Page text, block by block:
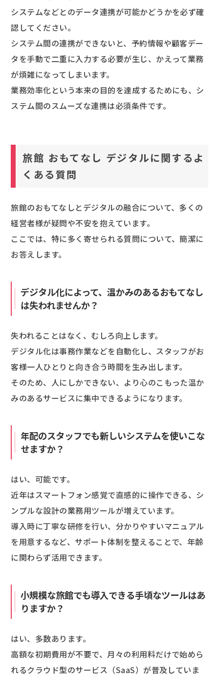
システムなどとのデータ連携が可能かどうかを必ず確
認してください。
システム間の連携ができないと、予約情報や顧客デー
タを手動で二重に入力する必要が生じ、かえって業務
が煩雑になってしまいます。
業務効率化という本来の目的を達成するためにも、シ
ステム間のスムーズな連携は必須条件です。
旅館 おもてなし デジタルに関するよ
くある質問
旅館のおもてなしとデジタルの融合について、多くの
経営者様が疑問や不安を抱えています。
ここでは、特に多く寄せられる質問について、簡潔に
お答えします。
デジタル化によって、温かみのあるおもてなし
は失われませんか？
失われることはなく、むしろ向上します。
デジタル化は事務作業などを自動化し、スタッフがお
客様一人ひとりと向き合う時間を生み出します。
そのため、人にしかできない、より心のこもった温か
みのあるサービスに集中できるようになります。
年配のスタッフでも新しいシステムを使いこな
せますか？
はい、可能です。
近年はスマートフォン感覚で直感的に操作できる、シ
ンプルな設計の業務用ツールが増えています。
導入時に丁寧な研修を行い、分かりやすいマニュアル
を用意するなど、サポート体制を整えることで、年齢
に関わらず活用できます。
小規模な旅館でも導入できる手頃なツールはあ
りますか？
はい、多数あります。
高額な初期費用が不要で、月々の利用料だけで始めら
れるクラウド型のサービス（SaaS）が普及していま